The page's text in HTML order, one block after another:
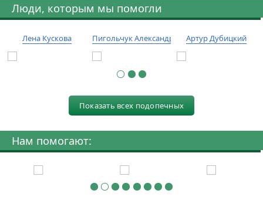
Люди, которым мы помогли
Лена Кускова Пигольчук Александр Артур Дубицкий
Показать всех подопечных
Нам помогают: